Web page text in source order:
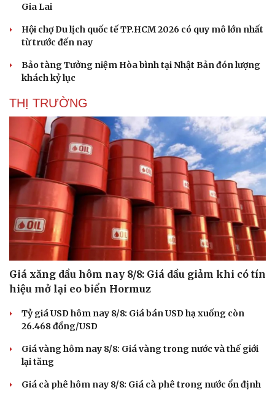
Văn hóa
Sân khấu - Điện ảnh
Văn học
Âm nhạc
Giải trí
Thời trang
Gia Lai
Hội chợ Du lịch quốc tế TP.HCM 2026 có quy mô lớn nhất
từ trước đến nay
Bảo tàng Tưởng niệm Hòa bình tại Nhật Bản đón lượng
khách kỷ lục
THỊ TRƯỜNG
Giá xăng dầu hôm nay 8/8: Giá dầu giảm khi có tín
hiệu mở lại eo biển Hormuz
Tỷ giá USD hôm nay 8/8: Giá bán USD hạ xuống còn
26.468 đồng/USD
Giá vàng hôm nay 8/8: Giá vàng trong nước và thế giới
lại tăng
Giá cà phê hôm nay 8/8: Giá cà phê trong nước ổn định